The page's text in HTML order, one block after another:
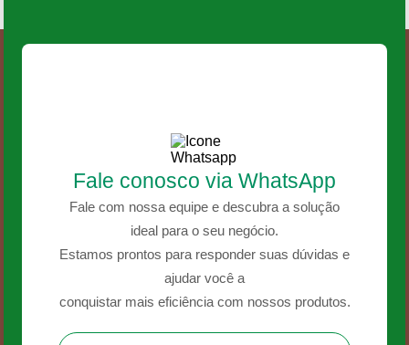
Fale conosco via WhatsApp
Fale com nossa equipe e descubra a solução
ideal para o seu negócio.
Estamos prontos para responder suas dúvidas e
ajudar você a
conquistar mais eficiência com nossos produtos.